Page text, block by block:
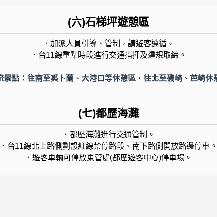
(六)石梯坪遊憩區
．加派人員引導、管制，請遊客遵循。
．台11線重點時段進行交通指揮及違規取締。
景點：往南至奚卜蘭、大港口等休憩區，往北至磯崎、芭崎休
(七)都歷海灘
．都歷海灘進行交通管制。
．台11線北上路側劃設紅線禁停路段、南下路側開放路邊停車。
．遊客車輛可停放東管處(都歷遊客中心)停車場。